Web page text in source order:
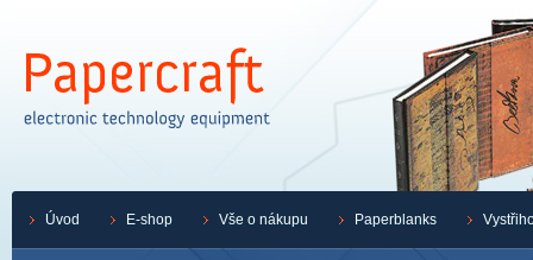
Úvod E-shop Vše o nákupu Paperblanks